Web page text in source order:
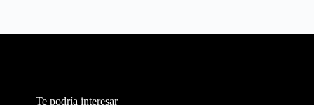
Te podría interesar